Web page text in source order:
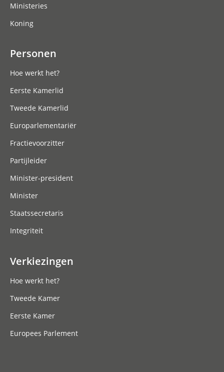
Ministeries
Koning
Personen
Hoe werkt het?
Eerste Kamerlid
Tweede Kamerlid
Europarlementariër
Fractievoorzitter
Partijleider
Minister-president
Minister
Staatssecretaris
Integriteit
Verkiezingen
Hoe werkt het?
Tweede Kamer
Eerste Kamer
Europees Parlement